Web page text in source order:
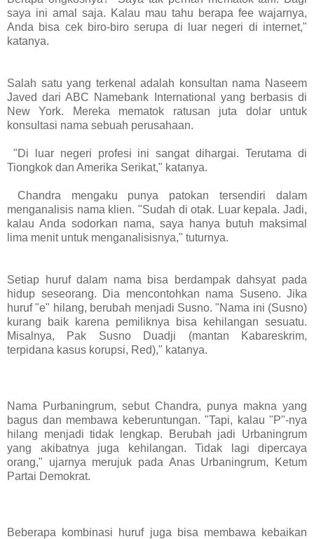
saya ini amal saja. Kalau mau tahu berapa fee wajarnya,
Anda bisa cek biro-biro serupa di luar negeri di internet,"
katanya.
Salah satu yang terkenal adalah konsultan nama Naseem
Javed dari ABC Namebank International yang berbasis di
New York. Mereka mematok ratusan juta dolar untuk
konsultasi nama sebuah perusahaan.
"Di luar negeri profesi ini sangat dihargai. Terutama di
Tiongkok dan Amerika Serikat," katanya.
Chandra mengaku punya patokan tersendiri dalam
menganalisis nama klien. "Sudah di otak. Luar kepala. Jadi,
kalau Anda sodorkan nama, saya hanya butuh maksimal
lima menit untuk menganalisisnya," tuturnya.
Setiap huruf dalam nama bisa berdampak dahsyat pada
hidup seseorang. Dia mencontohkan nama Suseno. Jika
huruf "e" hilang, berubah menjadi Susno. "Nama ini (Susno)
kurang baik karena pemiliknya bisa kehilangan sesuatu.
Misalnya, Pak Susno Duadji (mantan Kabareskrim,
terpidana kasus korupsi, Red)," katanya.
Nama Purbaningrum, sebut Chandra, punya makna yang
bagus dan membawa keberuntungan. "Tapi, kalau "P"-nya
hilang menjadi tidak lengkap. Berubah jadi Urbaningrum
yang akibatnya juga kehilangan. Tidak lagi dipercaya
orang," ujarnya merujuk pada Anas Urbaningrum, Ketum
Partai Demokrat.
Beberapa kombinasi huruf juga bisa membawa kebaikan